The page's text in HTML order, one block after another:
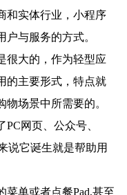
和实体行业，小程序
与服务的方式。
很大的，作为轻型应
的主要形式，特点就
场景中所需要的。
网页、公众号、
说它诞生就是帮助用
菜单或者点餐Pad,甚至